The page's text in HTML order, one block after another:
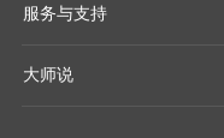
服务与支持
大师说